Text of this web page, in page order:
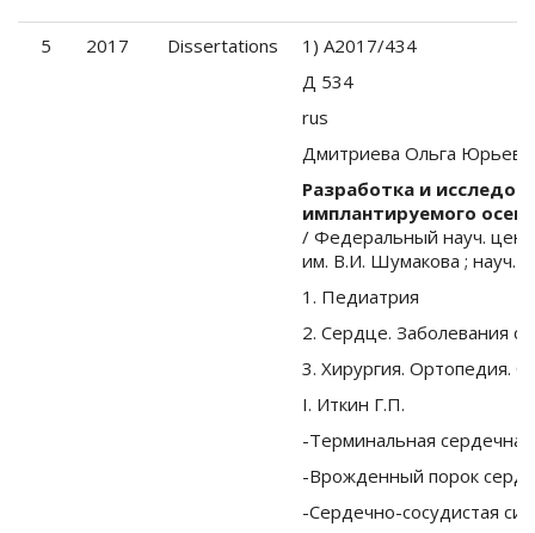
5 2017 Dissertations
1) А2017/434
Д 534
rus
Дмитриева Ольга
Разработка и
имплантируемого
/ Федеральный науч.
им. В.И. Шумакова ; науч.
1. Педиатрия
2. Сердце. Заболевания
3. Хирургия. Ортопедия.
I. Иткин Г.П.
-Терминальная
-Врожденный порок
-Сердечно-сосудистая